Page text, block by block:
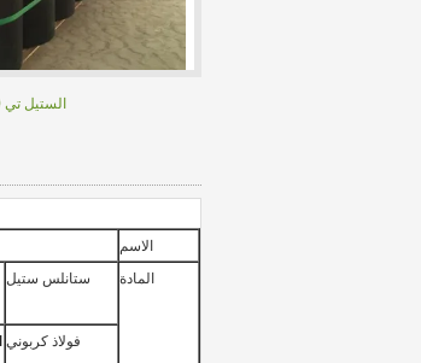
الستيل تي SCH40 الكوع
الاسم
المادة
ستانلس ستيل
فولاذ كربوني